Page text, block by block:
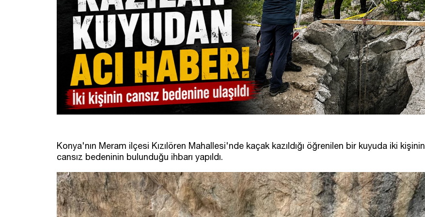
Konya'nın Meram ilçesi Kızılören Mahallesi'nde kaçak kazıldığı öğrenilen bir kuyuda iki kişinin
cansız bedeninin bulunduğu ihbarı yapıldı.